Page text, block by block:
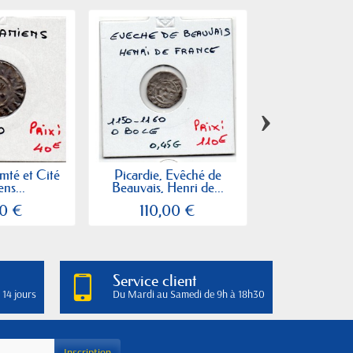
et Cité
€
Picardie, Evêché de
Beauvais, Henri de...
110,00 €
›
jours
Service client
Du Mardi au Samedi de 9h à 18h30